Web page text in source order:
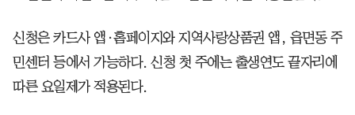
신청은 카드사 앱·홈페이지와 지역사랑상품권 앱, 읍면동 주
민센터 등에서 가능하다. 신청 첫 주에는 출생연도 끝자리에
따른 요일제가 적용된다.